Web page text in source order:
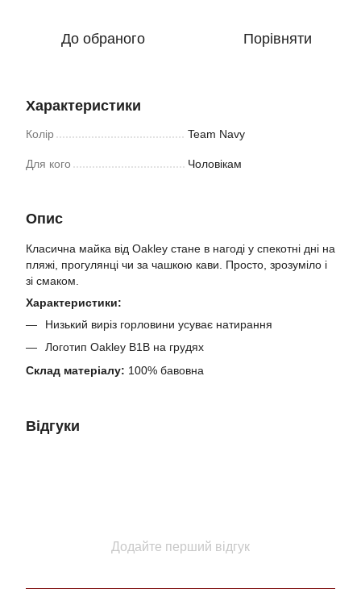
До обраного Порівняти
Характеристики
Колір Team Navy
Для кого Чоловікам
Опис
Класична майка від Oakley стане в нагоді у спекотні дні на
пляжі, прогулянці чи за чашкою кави. Просто, зрозуміло і
зі смаком.
Характеристики:
Низький виріз горловини усуває натирання
Логотип Oakley B1B на грудях
Склад матеріалу: 100% бавовна
Відгуки
Додайте перший відгук